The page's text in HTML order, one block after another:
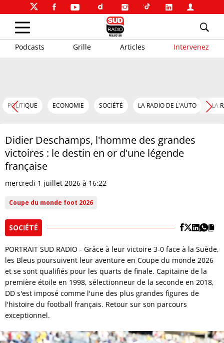
Podcasts Grille Articles Intervenez
POLITIQUE ECONOMIE SOCIÉTÉ LA RADIO DE L'AUTO LA
Didier Deschamps, l'homme des grandes
victoires : le destin en or d'une légende
française
mercredi 1 juillet 2026 à 16:22
Coupe du monde foot 2026
SOCIÉTÉ
PORTRAIT SUD RADIO - Grâce à leur victoire 3-0 face à la Suède,
les Bleus poursuivent leur aventure en Coupe du monde 2026
et se sont qualifiés pour les quarts de finale. Capitaine de la
première étoile en 1998, sélectionneur de la seconde en 2018,
DD s'est imposé comme l'une des plus grandes figures de
l'histoire du football français. Retour sur son parcours
exceptionnel.